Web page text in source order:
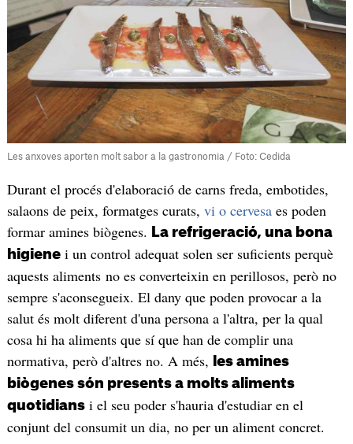
Les anxoves aporten molt sabor a la gastronomia / Foto: Cedida
Durant el procés d'elaboració de carns freda, embotides,
salaons de peix, formatges curats, vi o cervesaes poden
formar amines biògenes.
La refrigeració, una bona
higienei un control adequat solen ser suficients perquè
aquests aliments no es converteixin en perillosos, però no
sempre s'aconsegueix. El dany que poden provocar a la
salut és molt diferent d'una persona a l'altra, per la qual
cosa hi ha aliments que sí que han de complir una
normativa, però d'altres no. A més,
les amines
biògenes són presents a molts aliments
quotidiansi el seu poder s'hauria d'estudiar en el
conjunt del consumit un dia, no per un aliment concret.